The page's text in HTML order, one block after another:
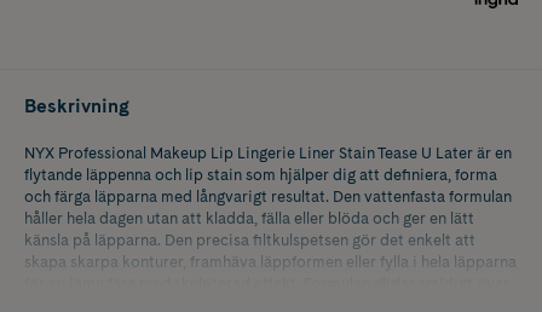
Beskrivning
NYX Professional Makeup Lip Lingerie Liner Stain Tease U Later är en
flytande läppenna och lip stain som hjälper dig att definiera, forma
och färga läpparna med långvarigt resultat. Den vattenfasta formulan
håller hela dagen utan att kladda, fälla eller blöda och ger en lätt
känsla på läpparna. Den precisa filtkulspetsen gör det enkelt att
skapa skarpa konturer, framhäva läppformen eller fylla i hela läpparna